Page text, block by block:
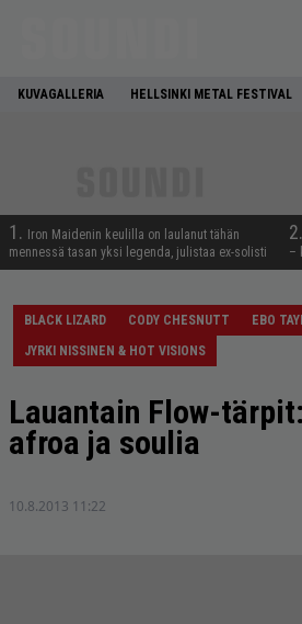
KUVAGALLERIA HELLSINKI METAL FESTIVAL
1.
Iron Maidenin keulilla on laulanut tähän
mennessä tasan yksi legenda, julistaa ex-solisti
2.
–
BLACK LIZARD CODY CHESNUTT EBO
JYRKI NISSINEN & HOT VISIONS
Lauantain Flow-
afroa ja soulia
10.8.2013 11:22